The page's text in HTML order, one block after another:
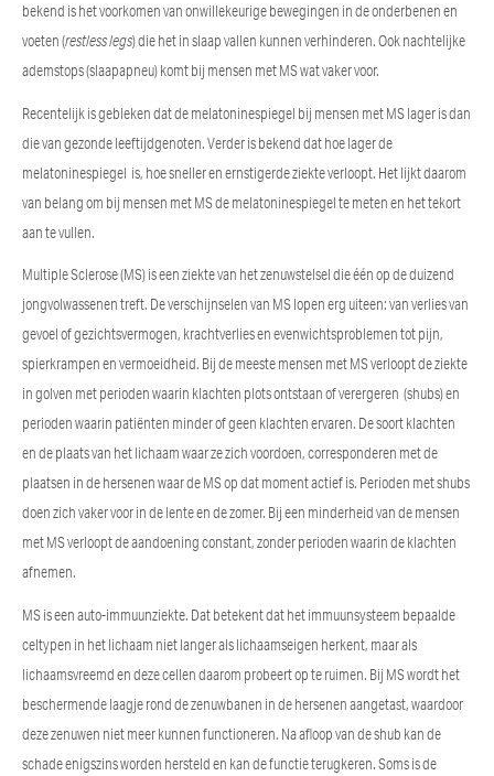
bekend is het voorkomen van onwillekeurige bewegingen in de onderbenen en
voeten (restless legs) die het in slaap vallen kunnen verhinderen. Ook nachtelijke
ademstops (slaapapneu) komt bij mensen met MS wat vaker voor.
Recentelijk is gebleken dat de melatoninespiegel bij mensen met MS lager is dan
die van gezonde leeftijdgenoten. Verder is bekend dat hoe lager de
melatoninespiegel is, hoe sneller en ernstigerde ziekte verloopt. Het lijkt daarom
van belang om bij mensen met MS de melatoninespiegel te meten en het tekort
aan te vullen.
Multiple Sclerose (MS) is een ziekte van het zenuwstelsel die één op de duizend
jongvolwassenen treft. De verschijnselen van MS lopen erg uiteen: van verlies van
gevoel of gezichtsvermogen, krachtverlies en evenwichtsproblemen tot pijn,
spierkrampen en vermoeidheid. Bij de meeste mensen met MS verloopt de ziekte
in golven met perioden waarin klachten plots ontstaan of verergeren (shubs) en
perioden waarin patiënten minder of geen klachten ervaren. De soort klachten
en de plaats van het lichaam waar ze zich voordoen, corresponderen met de
plaatsen in de hersenen waar de MS op dat moment actief is. Perioden met shubs
doen zich vaker voor in de lente en de zomer. Bij een minderheid van de mensen
met MS verloopt de aandoening constant, zonder perioden waarin de klachten
afnemen.
MS is een auto-immuunziekte. Dat betekent dat het immuunsysteem bepaalde
celtypen in het lichaam niet langer als lichaamseigen herkent, maar als
lichaamsvreemd en deze cellen daarom probeert op te ruimen. Bij MS wordt het
beschermende laagje rond de zenuwbanen in de hersenen aangetast, waardoor
deze zenuwen niet meer kunnen functioneren. Na afloop van de shub kan de
schade enigszins worden hersteld en kan de functie terugkeren. Soms is de